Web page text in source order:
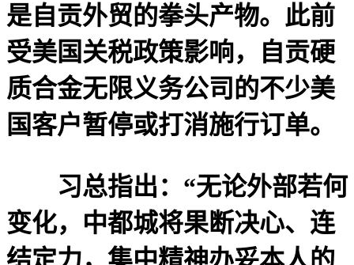
是自贡外贸的拳头产物。此前
受美国关税政策影响，自贡硬
质合金无限义务公司的不少美
国客户暂停或打消施行订单。
习总指出：“无论外部若何
变化，中都城将果断决心、连
结定力，集中精神办妥本人的